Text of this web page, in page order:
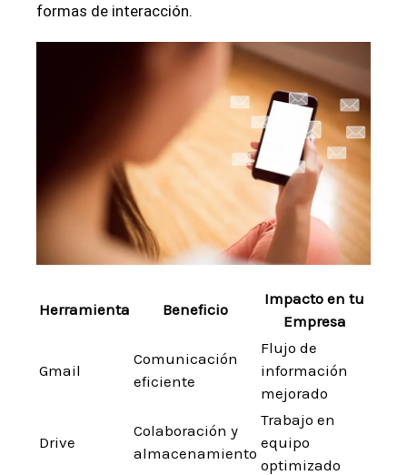
formas‍ de interacción.
Herramienta Beneficio
Impacto⁢ en tu
Empresa
Gmail
Comunicación
eficiente
Flujo de
información
mejorado
Drive
Colaboración y
⁣almacenamiento
Trabajo en
equipo
optimizado